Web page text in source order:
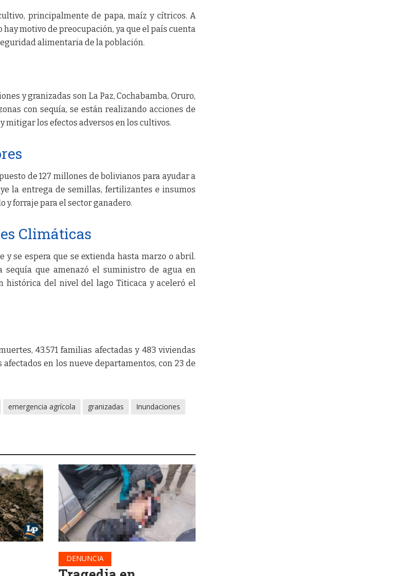
principalmente de papa, maíz y cítricos. A
motivo de preocupación, ya que el país cuenta
alimentaria de la población.
y granizadas son La Paz, Cochabamba, Oruro,
con sequía, se están realizando acciones de
mitigar los efectos adversos en los cultivos.
de 127 millones de bolivianos para ayudar a
la entrega de semillas, fertilizantes e insumos
y forraje para el sector ganadero.
Climáticas
se espera que se extienda hasta marzo o abril.
sequía que amenazó el suministro de agua en
histórica del nivel del lago Titicaca y aceleró el
43.571 familias afectadas y 483 viviendas
en los nueve departamentos, con 23 de
emergencia agrícola granizadas Inundaciones
DENUNCIA